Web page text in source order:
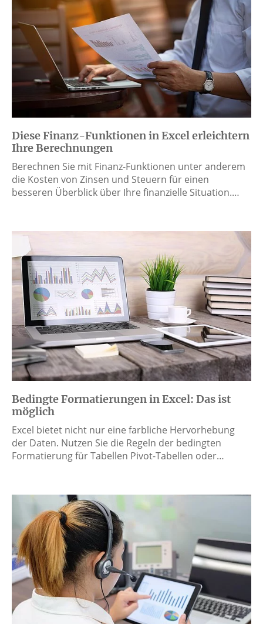
Diese Finanz-Funktionen in Excel erleichtern
Ihre Berechnungen
Berechnen Sie mit Finanz-Funktionen unter anderem
die Kosten von Zinsen und Steuern für einen
besseren Überblick über Ihre finanzielle Situation.…
Bedingte Formatierungen in Excel: Das ist
möglich
Excel bietet nicht nur eine farbliche Hervorhebung
der Daten. Nutzen Sie die Regeln der bedingten
Formatierung für Tabellen Pivot-Tabellen oder…